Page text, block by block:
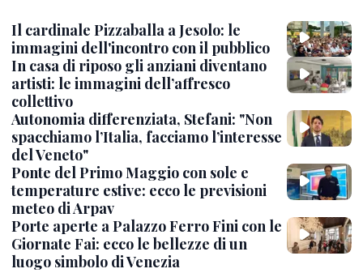
Il cardinale Pizzaballa a Jesolo: le
immagini dell'incontro con il pubblico
In casa di riposo gli anziani diventano
artisti: le immagini dell’affresco
collettivo
Autonomia differenziata, Stefani: "Non
spacchiamo l’Italia, facciamo l’interesse
del Veneto"
Ponte del Primo Maggio con sole e
temperature estive: ecco le previsioni
meteo di Arpav
Porte aperte a Palazzo Ferro Fini con le
Giornate Fai: ecco le bellezze di un
luogo simbolo di Venezia